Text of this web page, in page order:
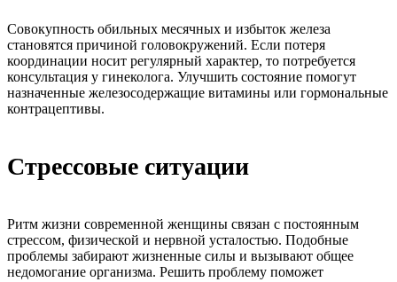
Совокупность обильных месячных и избыток железа
становятся причиной головокружений. Если потеря
координации носит регулярный характер, то потребуется
консультация у гинеколога. Улучшить состояние помогут
назначенные железосодержащие витамины или гормональные
контрацептивы.
Стрессовые ситуации
Ритм жизни современной женщины связан с постоянным
стрессом, физической и нервной усталостью. Подобные
проблемы забирают жизненные силы и вызывают общее
недомогание организма. Решить проблему поможет